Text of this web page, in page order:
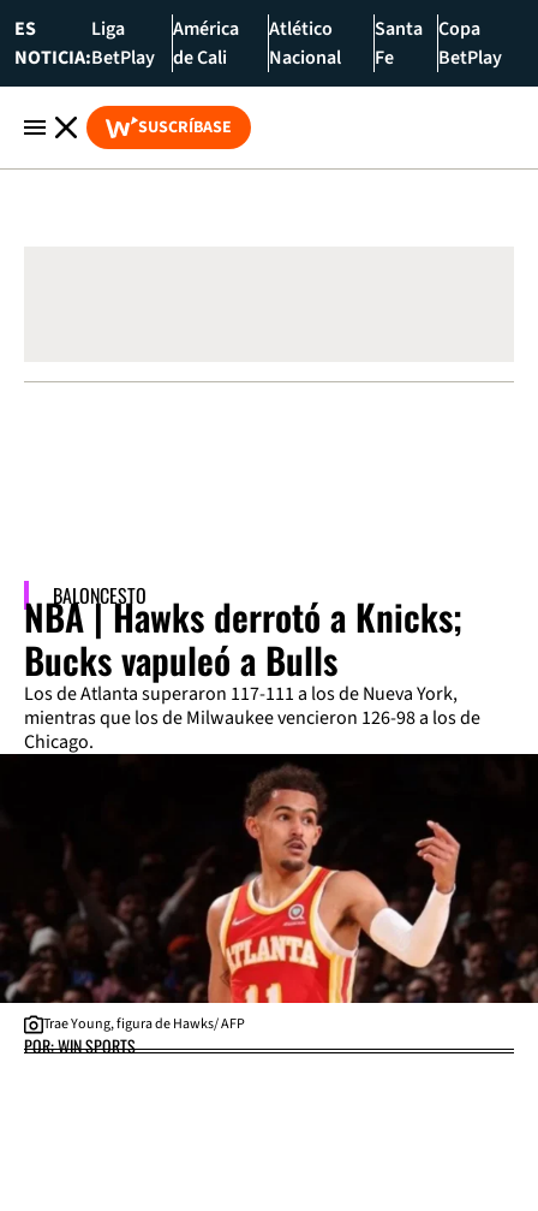
ES
NOTICIA:
Liga
BetPlay
América
de Cali
Atlético
Nacional
Santa
Fe
Copa
BetPlay
SUSCRÍBASE
BALONCESTO
NBA | Hawks derrotó a Knicks;
Bucks vapuleó a Bulls
Los de Atlanta superaron 117-111 a los de Nueva York,
mientras que los de Milwaukee vencieron 126-98 a los de
Chicago.
Trae Young, figura de Hawks/ AFP
POR: WIN SPORTS